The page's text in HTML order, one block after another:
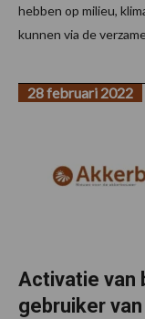
hebben op milieu,
kunnen via de
Activatie van
gebruiker
28 februari 2022